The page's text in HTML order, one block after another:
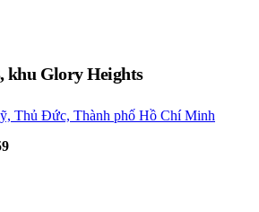
khu Glory Heights
Thủ Đức, Thành phố Hồ Chí Minh